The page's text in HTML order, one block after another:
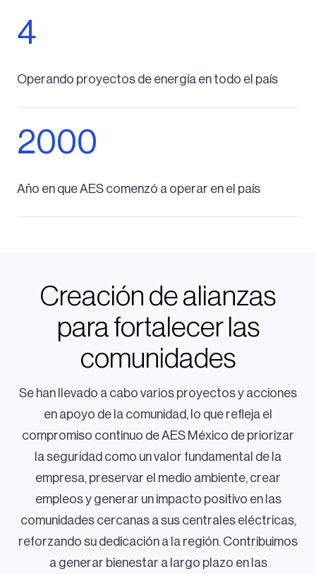
4
Operando proyectos de energía en todo el país
2000
Año en que AES comenzó a operar en el país
Creación de alianzas
para fortalecer las
comunidades
Se han llevado a cabo varios proyectos y acciones
en apoyo de la comunidad, lo que refleja el
compromiso continuo de AES México de priorizar
la seguridad como un valor fundamental de la
empresa, preservar el medio ambiente, crear
empleos y generar un impacto positivo en las
comunidades cercanas a sus centrales eléctricas,
reforzando su dedicación a la región. Contribuimos
a generar bienestar a largo plazo en las